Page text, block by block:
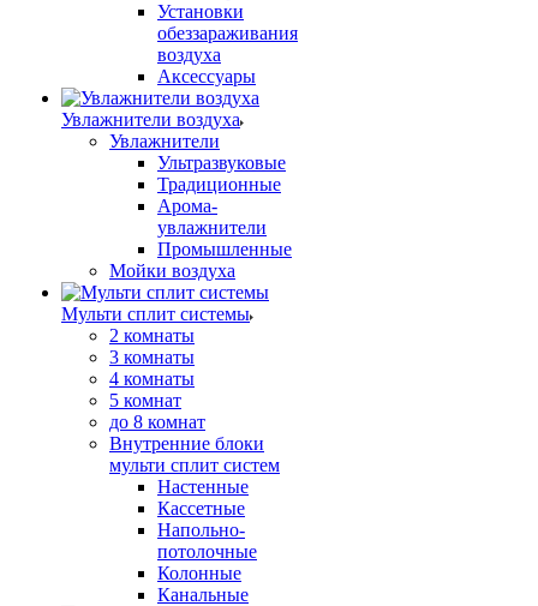
Установки
обеззараживания
воздуха
Аксессуары
Увлажнители воздуха
Увлажнители
Ультразвуковые
Традиционные
Арома-
увлажнители
Промышленные
Мойки воздуха
Мульти сплит системы
2 комнаты
3 комнаты
4 комнаты
5 комнат
до 8 комнат
Внутренние блоки
мульти сплит систем
Настенные
Кассетные
Напольно-
потолочные
Колонные
Канальные